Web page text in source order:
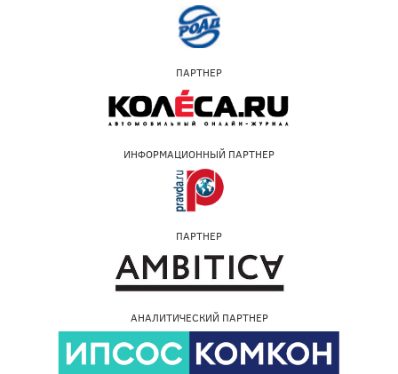
ПАРТНЕР
ИНФОРМАЦИОННЫЙ ПАРТНЕР
ПАРТНЕР
АНАЛИТИЧЕСКИЙ ПАРТНЕР